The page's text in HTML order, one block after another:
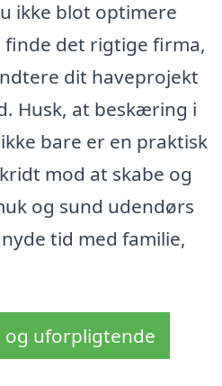
ikke blot optimere
finde det rigtige firma,
dit haveprojekt
Husk, at beskæring i
bare er en praktisk
mod at skabe og
og sund udendørs
tid med familie,
og uforpligtende